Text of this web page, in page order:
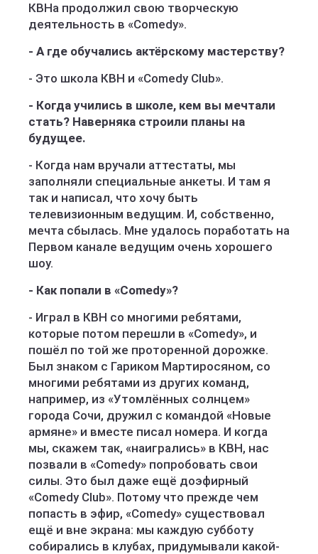
КВНа продолжил свою творческую
деятельность в «Comedy».
- А где обучались актёрскому мастерству?
- Это школа КВН и «Comedy Club».
- Когда учились в школе, кем вы мечтали
стать? Наверняка строили планы на
будущее.
- Когда нам вручали аттестаты, мы
заполняли специальные анкеты. И там я
так и написал, что хочу быть
телевизионным ведущим. И, собственно,
мечта сбылась. Мне удалось поработать на
Первом канале ведущим очень хорошего
шоу.
- Как попали в «Comedy»?
- Играл в КВН со многими ребятами,
которые потом перешли в «Comedy», и
пошёл по той же проторенной дорожке.
Был знаком с Гариком Мартиросяном, со
многими ребятами из других команд,
например, из «Утомлённых солнцем»
города Сочи, дружил с командой «Новые
армяне» и вместе писал номера. И когда
мы, скажем так, «наигрались» в КВН, нас
позвали в «Comedy» попробовать свои
силы. Это был даже ещё доэфирный
«Comedy Club». Потому что прежде чем
попасть в эфир, «Comedy» существовал
ещё и вне экрана: мы каждую субботу
собирались в клубах, придумывали какой-